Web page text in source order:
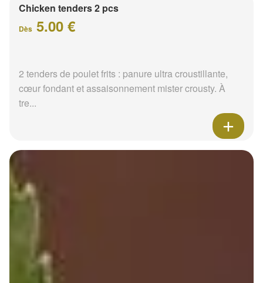
Chicken tenders 2 pcs
Dès 5.00 €
2 tenders de poulet frits : panure ultra croustillante,
cœur fondant et assaisonnement mister crousty. À
tre...